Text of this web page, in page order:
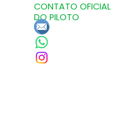
CONTATO OFICIAL
DO PILOTO